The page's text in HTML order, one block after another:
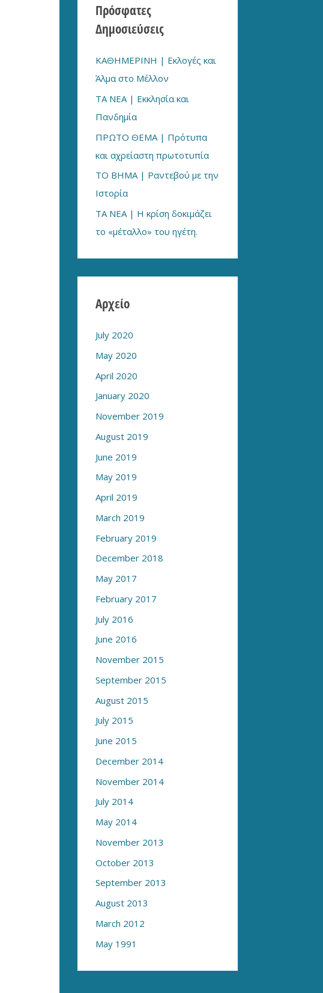
h
f
r
:
Πρόσφατες
Δημοσιεύσεις
ΚΑΘΗΜΕΡΙΝΗ | Εκλογές και
Άλμα στο Μέλλον
ΤΑ ΝΕΑ | Εκκλησία και
Πανδημία
ΠΡΩΤΟ ΘΕΜΑ | Πρότυπα
και αχρείαστη πρωτοτυπία
ΤΟ ΒΗΜΑ | Ραντεβού με την
Ιστορία
TA NEA | Η κρίση δοκιμάζει
το «μέταλλο» του ηγέτη.
Αρχείο
July 2020
May 2020
April 2020
January 2020
November 2019
August 2019
June 2019
May 2019
April 2019
March 2019
February 2019
December 2018
May 2017
February 2017
July 2016
June 2016
November 2015
September 2015
August 2015
July 2015
June 2015
December 2014
November 2014
July 2014
May 2014
November 2013
October 2013
September 2013
August 2013
March 2012
May 1991